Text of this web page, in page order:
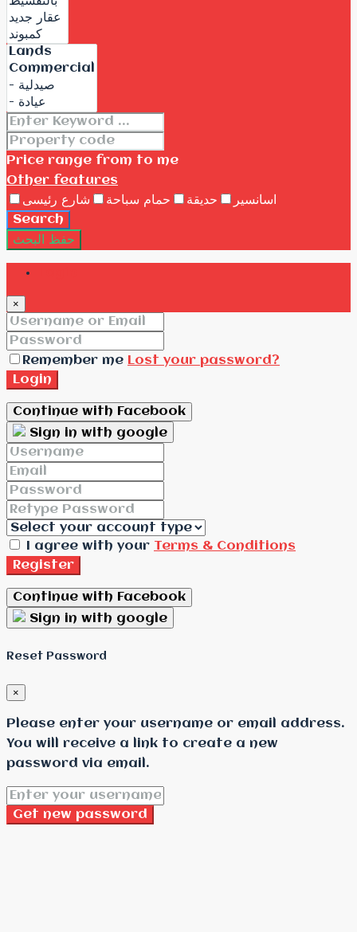
Price range from to me
Other features
اسانسير
حديقة حمام سباحة
شارع رئيسى
Search
حفظ البحث
×
Remember me Lost your password?
Login
Continue with Facebook
Sign in with google
I agree with your Terms & Conditions
Register
Continue with Facebook
Sign in with google
Reset Password
×
Please enter your username or email address.
You will receive a link to create a new
password via email.
Get new password